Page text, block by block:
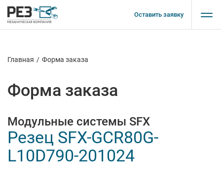
Оставить заявку
Главная / Форма заказа
Форма заказа
Модульные системы SFX
Резец SFX-GCR80G-
L10D790-201024